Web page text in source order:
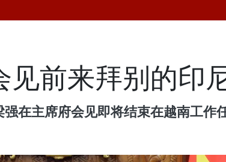
见前来拜别的印
在主席府会见即将结束在越南工作